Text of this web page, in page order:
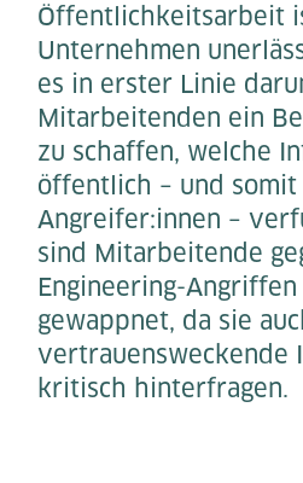
Öffentlichkeitsarbeit
Unternehmen
es in erster Linie
Mitarbeitenden ein
zu schaffen, welche
öffentlich – und
Angreifer:innen –
sind Mitarbeitende
Engineering-
gewappnet, da sie
vertrauensweckende
kritisch hinterfragen.